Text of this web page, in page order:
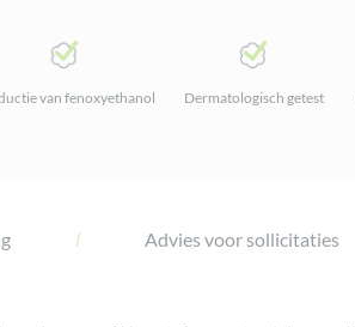
van fenoxyethanol Dermatologisch getest
Advies voor sollicitaties